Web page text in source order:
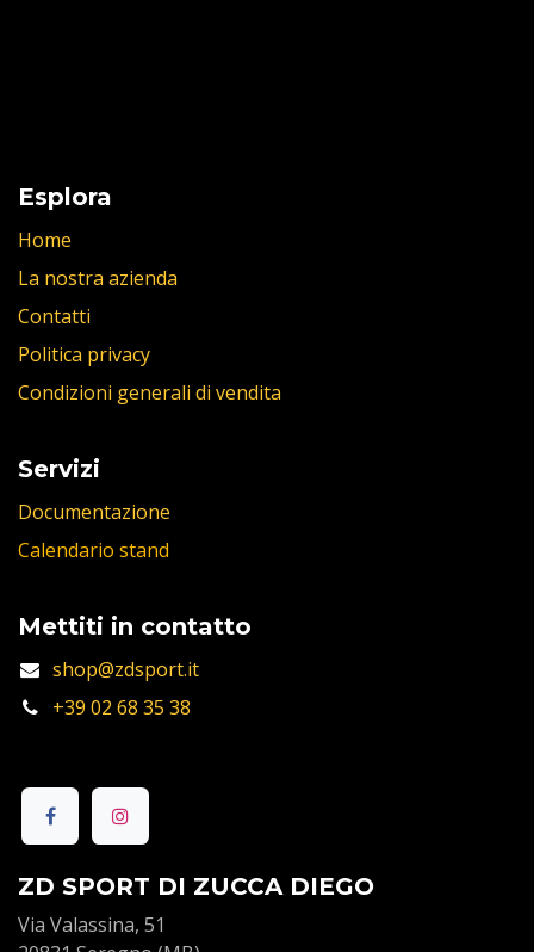
Esplora
Home
La nostra azienda
Contatti
Politica privacy
Condizioni generali di vendita
Servizi
Documentazione
Calendario stand
Mettiti in contatto
shop@zdsport.it
+39 02 68 35 38
ZD SPORT DI ZUCCA DIEGO
Via Valassina, 51